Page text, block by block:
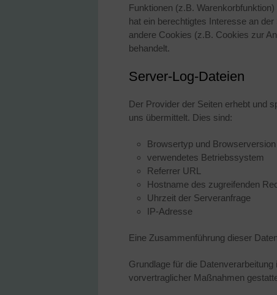
Funktionen (z.B.
hat ein berechtigtes Interesse an
andere Cookies (z.B. Cookies zur
behandelt.
Server-Log-Dateien
Der Provider der Seiten erhebt und
uns übermittelt. Dies sind:
Browsertyp und Browserversion
verwendetes Betriebssystem
Referrer URL
Hostname des zugreifenden
Uhrzeit der Serveranfrage
IP-Adresse
Eine Zusammenführung dieser
Grundlage für die
vorvertraglicher Maßnahmen